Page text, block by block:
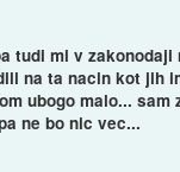
tudi mi v
na ta nacin kot jih
ubogo malo... sam
ne bo nic vec...